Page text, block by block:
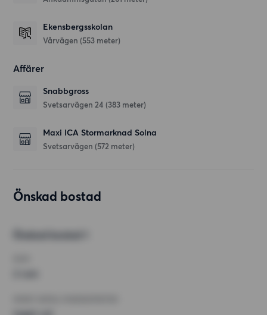
Ekensbergsskolan
Vårvägen (553 meter)
Affärer
Snabbgross
Svetsarvägen 24 (383 meter)
Maxi ICA Stormarknad Solna
Svetsarvägen (572 meter)
Önskad bostad